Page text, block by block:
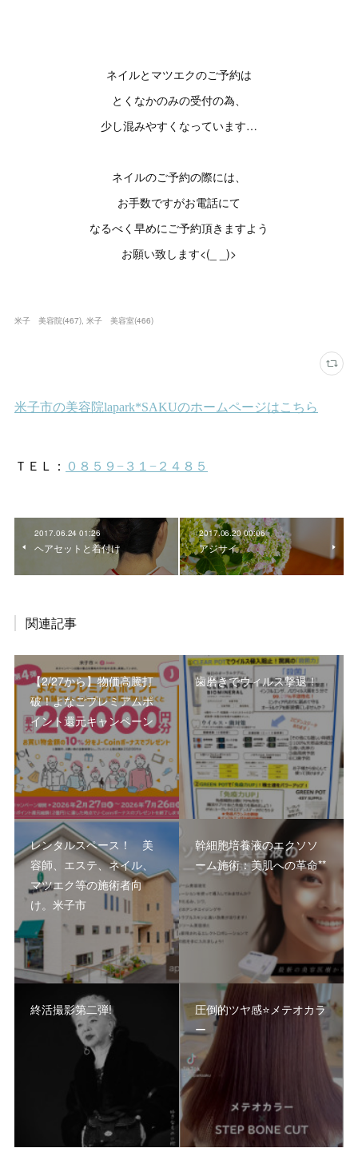
ネイルとマツエクのご予約は
とくなかのみの受付の為、
少し混みやすくなっています…
ネイルのご予約の際には、
お手数ですがお電話にて
なるべく早めにご予約頂きますよう
お願い致します<(_ _)>
米子 美容院(467) 米子 美容室(466)
2017.06.24 01:26
ヘアセットと着付け
2017.06.20 00:06
アジサイ
関連記事
【2/27から】物価高騰打
破！よなごプレミアムポ
イント還元キャンペーン
歯磨きでウィルス撃退！
レンタルスペース！ 美
容師、エステ、ネイル、
マツエク等の施術者向
け。米子市
幹細胞培養液のエクソソ
ーム施術：美肌への革命**
終活撮影第二弾!
圧倒的ツヤ感⭐️メテオカラ
ー